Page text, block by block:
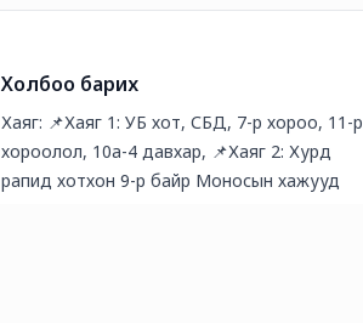
Холбоо барих
Хаяг: 📌Хаяг 1: УБ хот, СБД, 7-р хороо, 11-р
хороолол, 10а-4 давхар, 📌Хаяг 2: Хурд
рапид хотхон 9-р байр Моносын хажууд